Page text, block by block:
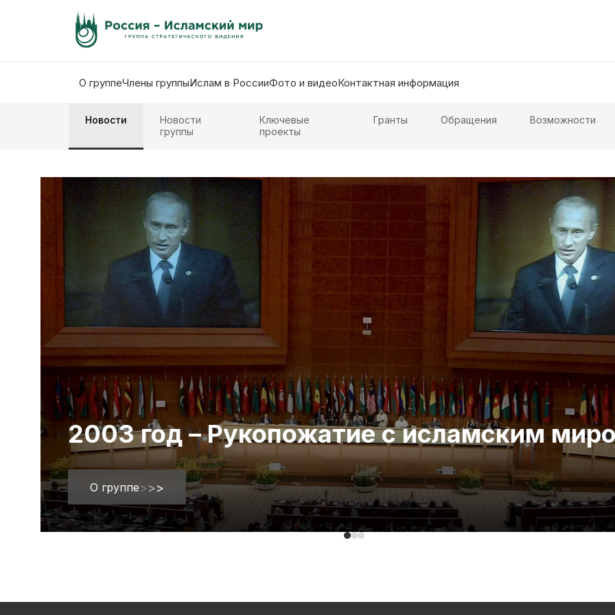
О группеЧлены группыИслам в РоссииФото и видеоКонтактная информация
Новости
Новости
группы
Ключевые
проекты
Гранты Обращения Возможности
2003 год – Рукопожатие с исламским
О группе>>>